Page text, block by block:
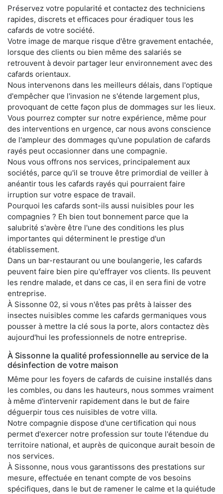
Préservez votre popularité et contactez des techniciens
rapides, discrets et efficaces pour éradiquer tous les
cafards de votre société.
Votre image de marque risque d'être gravement entachée,
lorsque des clients ou bien même des salariés se
retrouvent à devoir partager leur environnement avec des
cafards orientaux.
Nous intervenons dans les meilleurs délais, dans l'optique
d'empêcher que l'invasion ne s'étende largement plus,
provoquant de cette façon plus de dommages sur les lieux.
Vous pourrez compter sur notre expérience, même pour
des interventions en urgence, car nous avons conscience
de l'ampleur des dommages qu'une population de cafards
rayés peut occasionner dans une compagnie.
Nous vous offrons nos services, principalement aux
sociétés, parce qu'il se trouve être primordial de veiller à
anéantir tous les cafards rayés qui pourraient faire
irruption sur votre espace de travail.
Pourquoi les cafards sont-ils aussi nuisibles pour les
compagnies ? Eh bien tout bonnement parce que la
salubrité s'avère être l'une des conditions les plus
importantes qui déterminent le prestige d'un
établissement.
Dans un bar-restaurant ou une boulangerie, les cafards
peuvent faire bien pire qu'effrayer vos clients. Ils peuvent
les rendre malade, et dans ce cas, il en sera fini de votre
entreprise.
À Sissonne 02, si vous n'êtes pas prêts à laisser des
insectes nuisibles comme les cafards germaniques vous
pousser à mettre la clé sous la porte, alors contactez dès
aujourd'hui les professionnels de notre entreprise.
À Sissonne la qualité professionnelle au service de la
désinfection de votre maison
Même pour les foyers de cafards de cuisine installés dans
les combles, ou dans les hauteurs, nous sommes vraiment
à même d'intervenir rapidement dans le but de faire
déguerpir tous ces nuisibles de votre villa.
Notre compagnie dispose d'une certification qui nous
permet d'exercer notre profession sur toute l'étendue du
territoire national, et auprès de quiconque aurait besoin de
nos services.
À Sissonne, nous vous garantissons des prestations sur
mesure, effectuée en tenant compte de vos besoins
spécifiques, dans le but de ramener le calme et la quiétude